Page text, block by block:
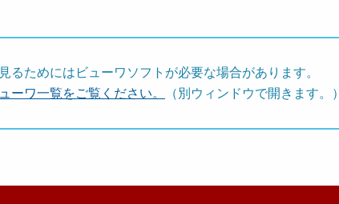
るためにはビューワソフトが必要な場合があります。
ーワ一覧をご覧ください。
（別ウィンドウで開きます。）